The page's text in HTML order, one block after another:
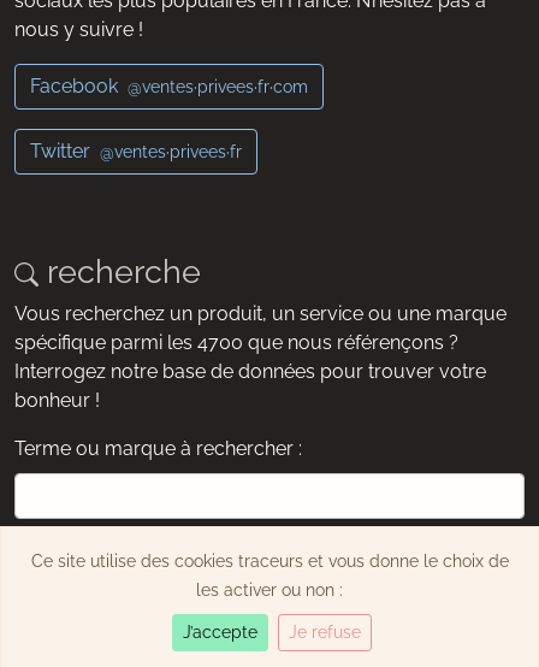
nous y suivre !
Facebook @ventes·privees·fr·com
Twitter @ventes·privees·fr
recherche
Vous recherchez un produit, un service ou une marque
spécifique parmi les 4700 que nous référençons ?
Interrogez notre base de données pour trouver votre
bonheur !
Terme ou marque à rechercher :
Ce site utilise des cookies traceurs et vous donne le choix de
les activer ou non :
J’accepte Je refuse